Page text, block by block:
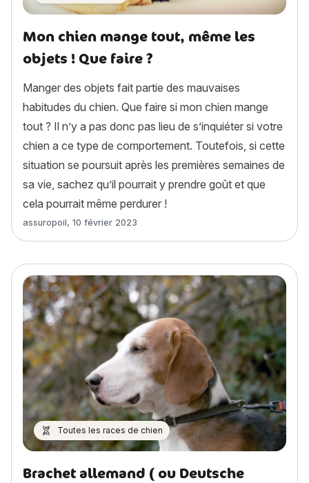
Mon chien mange tout, même les
objets ! Que faire ?
Manger des objets fait partie des mauvaises
habitudes du chien. Que faire si mon chien mange
tout ? Il n’y a pas donc pas lieu de s’inquiéter si votre
chien a ce type de comportement. Toutefois, si cette
situation se poursuit après les premières semaines de
sa vie, sachez qu’il pourrait y prendre goût et que
cela pourrait même perdurer !
Article rédigé par
assuropoil, 10 février 2023
Toutes les races de chien
Brachet allemand ( ou Deutsche